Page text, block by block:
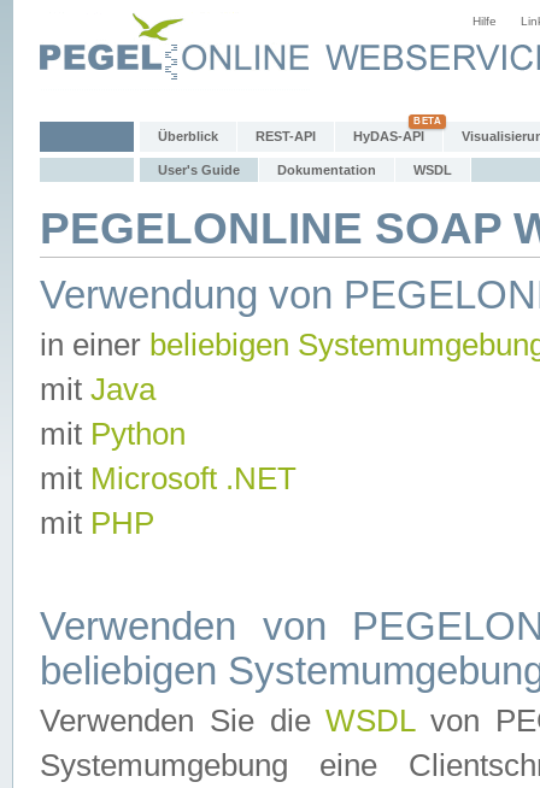
Hilfe
Überblick REST-API HyDAS-API
User's Guide Dokumentation WSDL
PEGELONLINE SOAP
Verwendung von
in einer beliebigen
mit Java
mit Python
mit Microsoft .NET
mit PHP
Verwenden von
beliebigen
Verwenden Sie dieWSDLvon
Systemumgebung eine